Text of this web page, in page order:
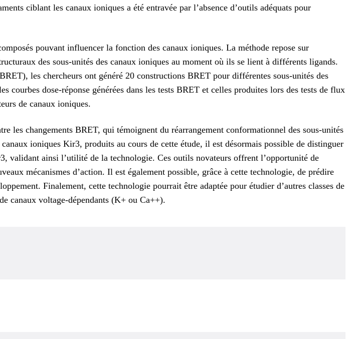
ciblant les canaux ioniques a été entravée par l’absence d’outils adéquats pour
pouvant influencer la fonction des canaux ioniques. La méthode repose sur
des sous-unités des canaux ioniques au moment où ils se lient à différents ligands.
les chercheurs ont généré 20 constructions BRET pour différentes sous-unités des
dose-réponse générées dans les tests BRET et celles produites lors des tests de flux
de canaux ioniques.
les changements BRET, qui témoignent du réarrangement conformationnel des sous-unités
ioniques Kir3, produits au cours de cette étude, il est désormais possible de distinguer
validant ainsi l’utilité de la technologie. Ces outils novateurs offrent l’opportunité de
mécanismes d’action. Il est également possible, grâce à cette technologie, de prédire
Finalement, cette technologie pourrait être adaptée pour étudier d’autres classes de
canaux voltage-dépendants (K+ ou Ca++).